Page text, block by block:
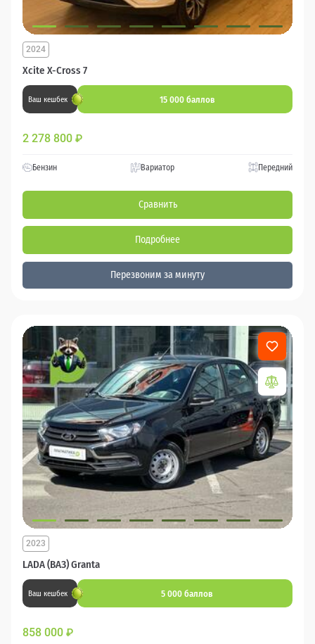
Xcite X-Cross 7
2024
Ваш кешбек 15 000 баллов
2 278 800 ₽
Бензин Вариатор Передний
Сравнить
Подробнее
Перезвоним за минуту
LADA (ВАЗ) Granta
2023
Ваш кешбек 5 000 баллов
858 000 ₽